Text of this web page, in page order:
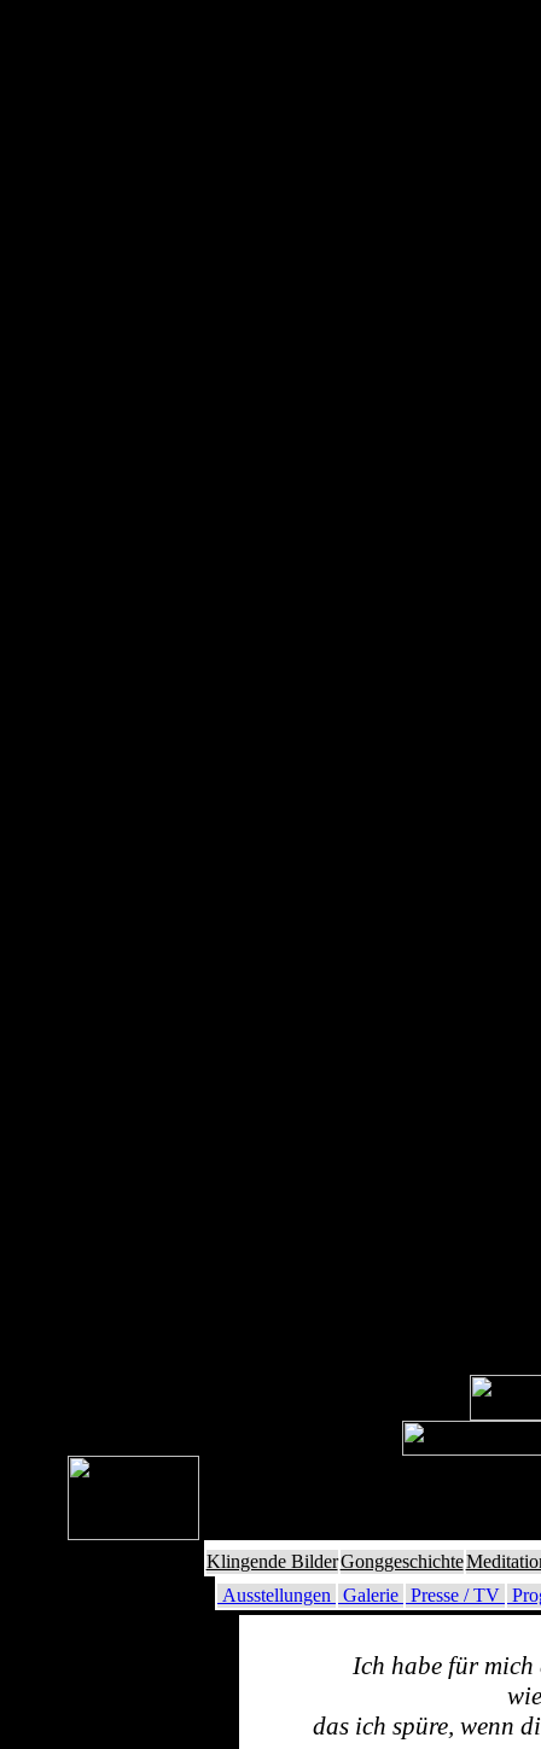
Klingende BilderGonggeschichte
Ausstellungen
Galerie Presse / TV
Ich habe für mich
das ich spüre, wenn